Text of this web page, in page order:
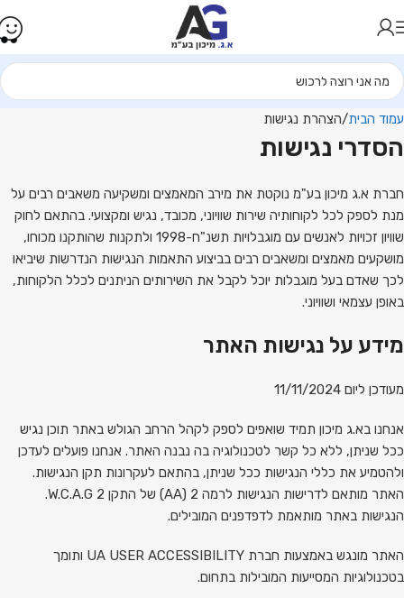
עמוד הבית הצהרת נגישות
הסדרי נגישות
חברת א.ג מיכון בע"מ נוקטת את מירב המאמצים ומשקיעה משאבים רבים על
מנת לספק לכל לקוחותיה שירות שוויוני, מכובד, נגיש ומקצועי. בהתאם לחוק
שוויון זכויות לאנשים עם מוגבלויות תשנ"ח-1998 ולתקנות שהותקנו מכוחו,
מושקעים מאמצים ומשאבים רבים בביצוע התאמות הנגישות הנדרשות שיביאו
לכך שאדם בעל מוגבלות יוכל לקבל את השירותים הניתנים לכלל הלקוחות,
באופן עצמאי ושוויוני.
מידע על נגישות האתר
מעודכן ליום ‏11/11/2024
אנחנו בא.ג מיכון תמיד שואפים לספק לקהל הרחב הגולש באתר תוכן נגיש
ככל שניתן, ללא כל קשר לטכנולוגיה בה נבנה האתר. אנחנו פועלים לעדכן
ולהטמיע את כללי הנגישות ככל שניתן, בהתאם לעקרונות תקן הנגישות.
האתר מותאם לדרישות הנגישות לרמה 2 (AA) של התקן W.C.A.G 2.
הנגישות באתר מותאמת לדפדפנים המובילים.
האתר מונגש באמצעות חברת UA USER ACCESSIBILITY
ותומך
בטכנולוגיות המסייעות המובילות בתחום.